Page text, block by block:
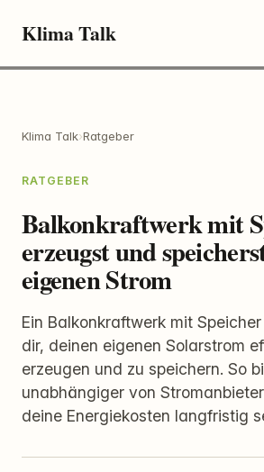
Klima Talk
Klima Talk›Ratgeber
RATGEBER
Balkonkraftwerk mit
erzeugst und
eigenen Strom
Ein Balkonkraftwerk mit
dir, deinen eigenen Solarstrom
erzeugen und zu speichern. So
unabhängiger von
deine Energiekosten langfristig